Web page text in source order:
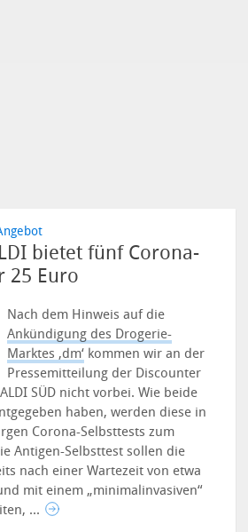
bietet fünf Corona-
25 Euro
Nach dem Hinweis auf die
Ankündigung des Drogerie-
Marktes ‚dm‘ kommen wir an der
Pressemitteilung der Discounter
SÜD nicht vorbei. Wie beide
haben, werden diese in
Corona-Selbsttests zum
Antigen-Selbsttest sollen die
nach einer Wartezeit von etwa
mit einem „minimalinvasiven“
...